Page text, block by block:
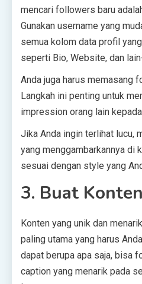
mencari followers baru
Gunakan username yang
semua kolom data profil
seperti Bio, Website, dan
Anda juga harus memasang
Langkah ini penting untuk
impression orang lain
Jika Anda ingin terlihat lucu,
yang menggambarkannya di
sesuai dengan style yang
3. Buat
Konten yang unik dan
paling utama yang harus
dapat berupa apa saja, bisa
caption yang menarik pada